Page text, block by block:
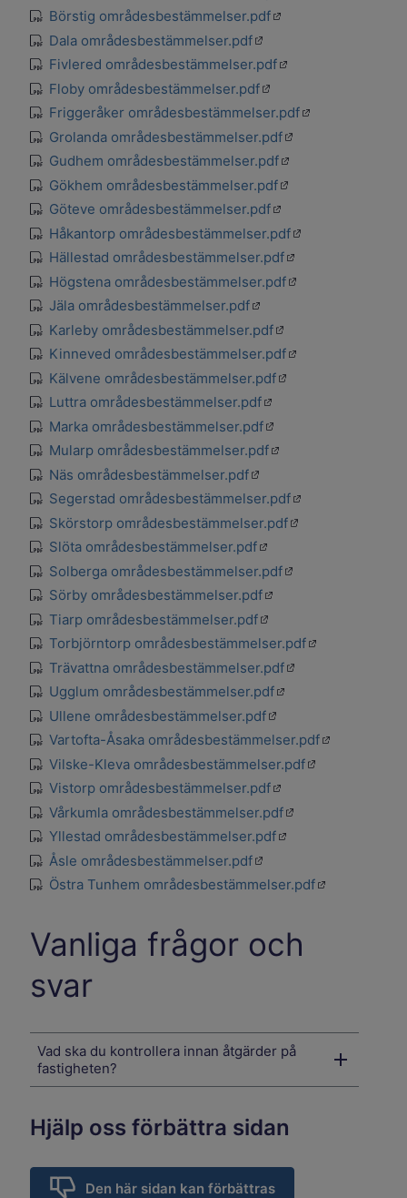
pdfBörstig områdesbestämmelser.pdfÖppnas i en ny flik
pdfDala områdesbestämmelser.pdfÖppnas i en ny flik
pdfFivlered områdesbestämmelser.pdfÖppnas i en ny flik
pdfFloby områdesbestämmelser.pdfÖppnas i en ny flik
pdfFriggeråker områdesbestämmelser.pdfÖppnas i en ny
pdfGrolanda områdesbestämmelser.pdfÖppnas i en ny flik
pdfGudhem områdesbestämmelser.pdfÖppnas i en ny flik
pdfGökhem områdesbestämmelser.pdfÖppnas i en ny flik
pdfGöteve områdesbestämmelser.pdfÖppnas i en ny flik
pdfHåkantorp områdesbestämmelser.pdfÖppnas i en ny
pdfHällestad områdesbestämmelser.pdfÖppnas i en ny flik
pdfHögstena områdesbestämmelser.pdfÖppnas i en ny flik
pdfJäla områdesbestämmelser.pdfÖppnas i en ny flik
pdfKarleby områdesbestämmelser.pdfÖppnas i en ny flik
pdfKinneved områdesbestämmelser.pdfÖppnas i en ny flik
pdfKälvene områdesbestämmelser.pdfÖppnas i en ny flik
pdfLuttra områdesbestämmelser.pdfÖppnas i en ny flik
pdfMarka områdesbestämmelser.pdfÖppnas i en ny flik
pdfMularp områdesbestämmelser.pdfÖppnas i en ny flik
pdfNäs områdesbestämmelser.pdfÖppnas i en ny flik
pdfSegerstad områdesbestämmelser.pdfÖppnas i en ny
pdfSkörstorp områdesbestämmelser.pdfÖppnas i en ny flik
pdfSlöta områdesbestämmelser.pdfÖppnas i en ny flik
pdfSolberga områdesbestämmelser.pdfÖppnas i en ny flik
pdfSörby områdesbestämmelser.pdfÖppnas i en ny flik
pdfTiarp områdesbestämmelser.pdfÖppnas i en ny flik
pdfTorbjörntorp områdesbestämmelser.pdfÖppnas i en ny
pdfTrävattna områdesbestämmelser.pdfÖppnas i en ny flik
pdfUgglum områdesbestämmelser.pdfÖppnas i en ny flik
pdfUllene områdesbestämmelser.pdfÖppnas i en ny flik
pdfVartofta-Åsaka områdesbestämmelser.pdfÖppnas i en
pdfVilske-Kleva områdesbestämmelser.pdfÖppnas i en ny
pdfVistorp områdesbestämmelser.pdfÖppnas i en ny flik
pdfVårkumla områdesbestämmelser.pdfÖppnas i en ny flik
pdfYllestad områdesbestämmelser.pdfÖppnas i en ny flik
pdfÅsle områdesbestämmelser.pdfÖppnas i en ny flik
pdfÖstra Tunhem områdesbestämmelser.pdfÖppnas i en
Vanliga frågor och
svar
Vad ska du kontrollera innan åtgärder på
fastigheten?
Hjälp oss förbättra sidan
Den här sidan kan förbättras